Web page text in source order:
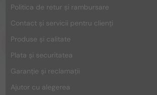
Politica de retur și rambursare
Contact și servicii pentru clienți
Produse și calitate
Plata și securitatea
Garanție și reclamații
Ajutor cu alegerea